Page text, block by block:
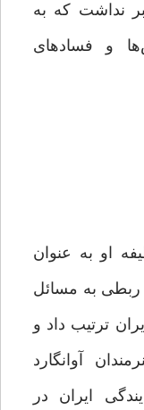
نداشت که به
و فساد‌های
او به عنوان
ربطی به مسائل
ترتیب داد و
آوانگارد
ایران در